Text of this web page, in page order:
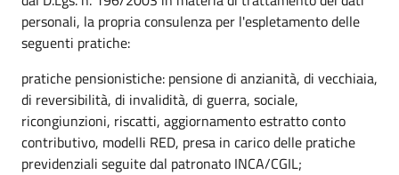
personali, la propria consulenza per l'espletamento delle
seguenti pratiche:
pratiche pensionistiche: pensione di anzianità, di vecchiaia,
di reversibilità, di invalidità, di guerra, sociale,
ricongiunzioni, riscatti, aggiornamento estratto conto
contributivo, modelli RED, presa in carico delle pratiche
previdenziali seguite dal patronato INCA/CGIL;